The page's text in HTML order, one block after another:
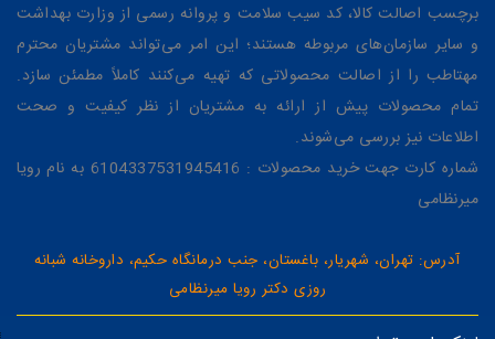
برچسب اصالت کالا، کد سیب سلامت و پروانه رسمی از وزارت بهداشت
و سایر سازمان‌های مربوطه هستند؛ این امر می‌تواند مشتریان محترم
مهتاطب را از اصالت محصولاتی که تهیه می‌کنند کاملاً مطمئن سازد.
تمام محصولات پیش از ارائه به مشتریان از نظر کیفیت و صحت
اطلاعات نیز بررسی می‌شوند.
شماره کارت جهت خرید محصولات : 6104337531945416 به نام رویا
میرنظامی
آدرس: تهران، شهریار، باغستان، جنب درمانگاه حکیم، داروخانه شبانه
روزی دکتر رویا میرنظامی